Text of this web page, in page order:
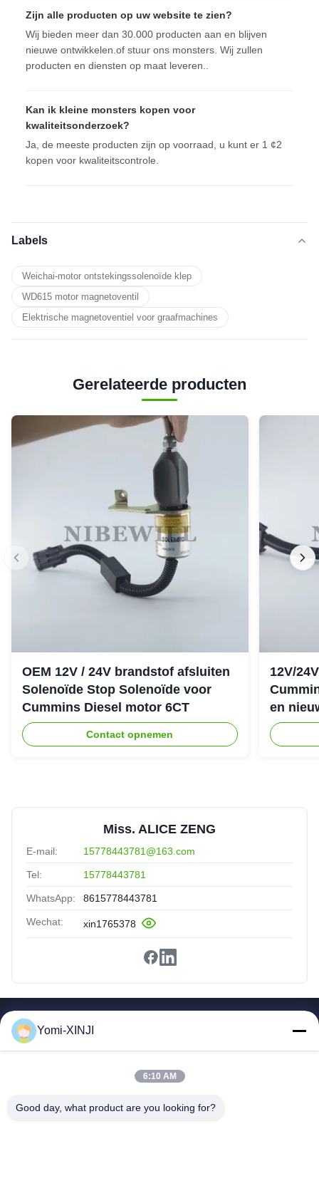
Zijn alle producten op uw website te zien?
Wij bieden meer dan 30.000 producten aan en blijven
nieuwe ontwikkelen.of stuur ons monsters. Wij zullen
producten en diensten op maat leveren..
Kan ik kleine monsters kopen voor
kwaliteitsonderzoek?
Ja, de meeste producten zijn op voorraad, u kunt er 1 ¢2
kopen voor kwaliteitscontrole.
Labels
Weichai-motor ontstekingssolenoïde klep
WD615 motor magnetoventil
Elektrische magnetoventiel voor graafmachines
Gerelateerde producten
OEM 12V / 24V brandstof afsluiten
Solenoïde Stop Solenoïde voor
Cummins Diesel motor 6CT
Contact opnemen
12V/
en
Miss. ALICE ZENG
E-mail: 15778443781@163.com
Tel: 15778443781
WhatsApp: 8615778443781
Wechat: xin1765378
Thuis
Over Ons
Rondleiding Door De Fabriek
Yomi-XINJI
6:10 AM
Good day, what product are you looking for?